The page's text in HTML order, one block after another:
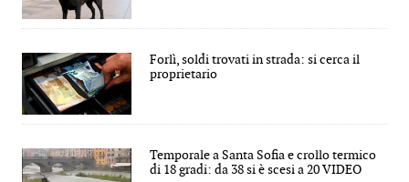
Forlì, soldi trovati in strada: si cerca il
proprietario
Temporale a Santa Sofia e crollo termico
di 18 gradi: da 38 si è scesi a 20 VIDEO